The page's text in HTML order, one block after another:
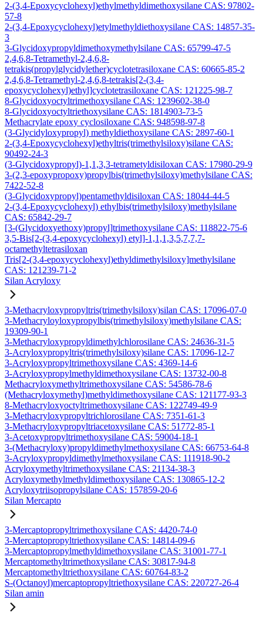
2-(3,4-Epoxycyclohexyl)ethylmethyldimethoxysilane CAS: 97802-
57-8
2-(3,4-Epoxycyclohexyl)etylmethyldiethoxysilane CAS: 14857-35-
3
3-Glycidoxypropyldimethoxymethylsilane CAS: 65799-47-5
2,4,6,8-Tetramethyl-2,4,6,8-
tetrakis(propylglycidylether)cyclotetrasiloxane CAS: 60665-85-2
2,4,6,8-Tetramethyl-2,4,6,8-tetrakis[2-(3,4-
epoxycyclohexyl)ethyl]cyclotetrasiloxane CAS: 121225-98-7
8-Glycidoxyoctyltrimethoxysilane CAS: 1239602-38-0
8-Glycidoxyoctyltriethoxysilane CAS: 1814903-73-5
Methacrylate epoxy cyclosiloxane CAS: 948598-97-8
(3-Glycidyloxypropyl) methyldiethoxysilane CAS: 2897-60-1
2-(3,4-Epoxycyclohexyl)ethyltris(trimethylsiloxy)silane CAS:
90492-24-3
(3-Glycidoxypropyl)-1,1,3,3-tetrametyldisiloxan CAS: 17980-29-9
3-(2,3-epoxypropoxy)propylbis(trimethylsiloxy)methylsilane CAS:
7422-52-8
(3-Glycidoxypropyl)pentamethyldisiloxan CAS: 18044-44-5
2-(3,4-Epoxycyclohexyl) ethylbis(trimethylsiloxy)methylsilane
CAS: 65842-29-7
[3-(Glycidoxyethoxy)propyl]trimethoxysilane CAS: 118822-75-6
3,5-Bis[2-(3,4-epoxycyclohexyl) etyl]-1,1,1,3,5,7,7,7-
octamethyltetrasiloxan
Tris[2-(3,4-epoxycyclohexyl)ethyldimethylsiloxy]methylsilane
CAS: 121239-71-2
Silan Acryloxy
3-Methacryloxypropyltris(trimethylsiloxy)silan CAS: 17096-07-0
3-Methacryloyloxypropylbis(trimethylsiloxy)methylsilane CAS:
19309-90-1
3-Methacryloxypropyldimethylchlorosilane CAS: 24636-31-5
3-Acryloxypropyltris(trimethylsiloxy)silane CAS: 17096-12-7
3-Acryloxypropyltrimethoxysilane CAS: 4369-14-6
3-Acryloxypropylmethyldimethoxysilane CAS: 13732-00-8
Methacryloxymethyltrimethoxysilane CAS: 54586-78-6
(Methacryloxymethyl)methyldimethoxysilane CAS: 121177-93-3
8-Methacryloxyoctyltrimethoxysilane CAS: 122749-49-9
3-Methacryloxypropyltrichlorosilane CAS: 7351-61-3
3-Methacryloxypropyltriacetoxysilane CAS: 51772-85-1
3-Acetoxypropyltrimethoxysilane CAS: 59004-18-1
3-(Methacryloxy)propyldimethylmethoxysilane CAS: 66753-64-8
3-Acryloxypropyldimethylmethoxysilane CAS: 111918-90-2
Acryloxymethyltrimethoxysilane CAS: 21134-38-3
Acryloxymethylmethyldimethoxysilane CAS: 130865-12-2
Acryloxytriisopropylsilane CAS: 157859-20-6
Silan Mercapto
3-Mercaptopropyltrimethoxysilane CAS: 4420-74-0
3-Mercaptopropyltriethoxysilane CAS: 14814-09-6
3-Mercaptopropylmethyldimethoxysilane CAS: 31001-77-1
Mercaptomethyltrimethoxysilane CAS: 30817-94-8
Mercaptomethyltriethoxysilane CAS: 60764-83-2
S-(Octanoyl)mercaptopropyltriethoxysilane CAS: 220727-26-4
Silan amin